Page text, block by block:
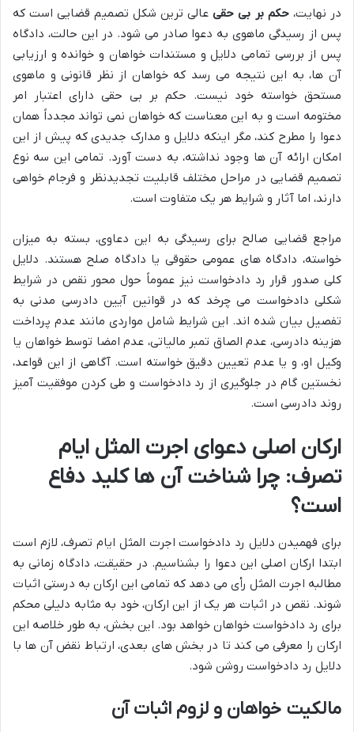
در نهایت،حکم بر بی حقیعالی ترین شکل تصمیم قضایی است که
پس از رسیدگی ماهوی به دعوا صادر می شود. در این حالت، دادگاه
پس از بررسی تمامی دلایل و مستندات خواهان و خوانده و ارزیابی
آن ها، به این نتیجه می رسد که خواهان از نظر قانونی و ماهوی
مستحق خواسته خود نیست. حکم بر بی حقی دارای اعتبار امر
مختومه است و به این معناست که خواهان نمی تواند مجدداً همان
دعوا را مطرح کند، مگر اینکه دلایل و مدارک جدیدی که پیش از این
امکان ارائه آن ها وجود نداشته، به دست آورد. تمامی این سه نوع
تصمیم قضایی در مراحل مختلف قابلیت تجدیدنظر و فرجام خواهی
دارند، اما آثار و شرایط هر یک متفاوت است.
مراجع قضایی صالح برای رسیدگی به این دعاوی، بسته به میزان
خواسته، دادگاه های عمومی حقوقی یا دادگاه صلح هستند. دلایل
کلی صدور قرار رد دادخواست نیز عموماً حول محور نقص در شرایط
شکلی دادخواست می چرخد که در قوانین آیین دادرسی مدنی به
تفصیل بیان شده اند. این شرایط شامل مواردی مانند عدم پرداخت
هزینه دادرسی، عدم الصاق تمبر مالیاتی، عدم امضا توسط خواهان یا
وکیل او، و یا عدم تعیین دقیق خواسته است. آگاهی از این قواعد،
نخستین گام در جلوگیری از رد دادخواست و طی کردن موفقیت آمیز
روند دادرسی است.
ارکان اصلی دعوای اجرت المثل ایام
تصرف: چرا شناخت آن ها کلید دفاع
است؟
برای فهمیدن دلایل رد دادخواست اجرت المثل ایام تصرف، لازم است
ابتدا ارکان اصلی این دعوا را بشناسیم. در حقیقت، دادگاه زمانی به
مطالبه اجرت المثل رأی می دهد که تمامی این ارکان به درستی اثبات
شوند. نقص در اثبات هر یک از این ارکان، خود به مثابه دلیلی محکم
برای رد دادخواست خواهان خواهد بود. این بخش، به طور خلاصه این
ارکان را معرفی می کند تا در بخش های بعدی، ارتباط نقض آن ها با
دلایل رد دادخواست روشن شود.
مالکیت خواهان و لزوم اثبات آن